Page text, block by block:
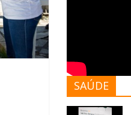
SAÚDE